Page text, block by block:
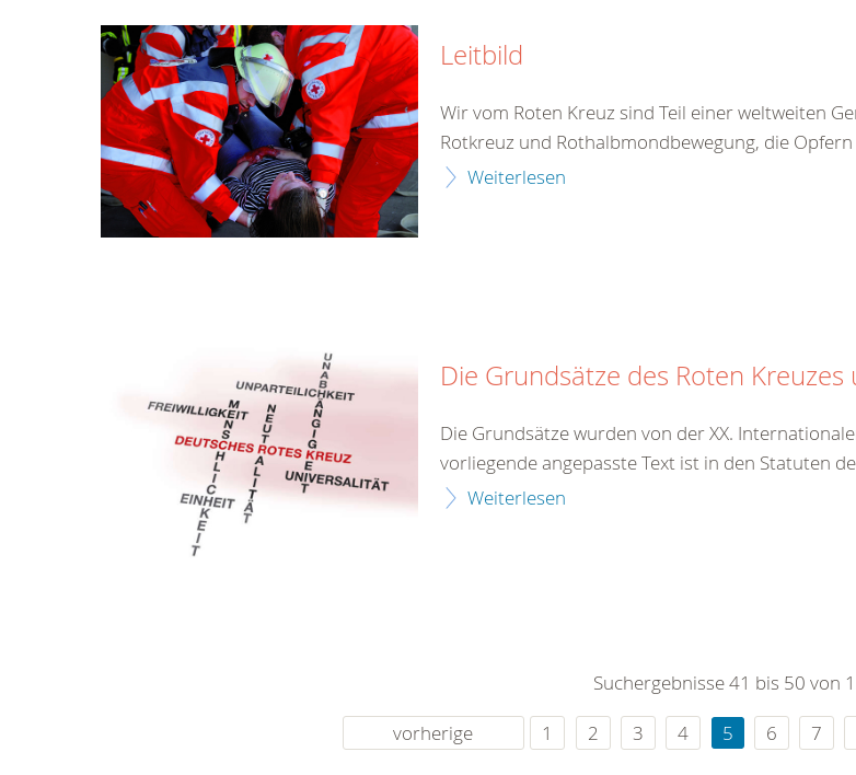
Leitbild
Wir vom Roten Kreuz sind Teil einer weltweiten
Rotkreuz und Rothalbmondbewegung, die
Weiterlesen
Die Grundsätze des Roten
Die Grundsätze wurden von der XX.
vorliegende angepasste Text ist in den Statuten
Weiterlesen
Suchergebnisse 41 bis 50 von
vorherige
1 2 3 4 5 6 7